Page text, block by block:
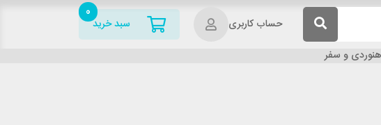
حساب کاربری سبد خرید
0
و سفر